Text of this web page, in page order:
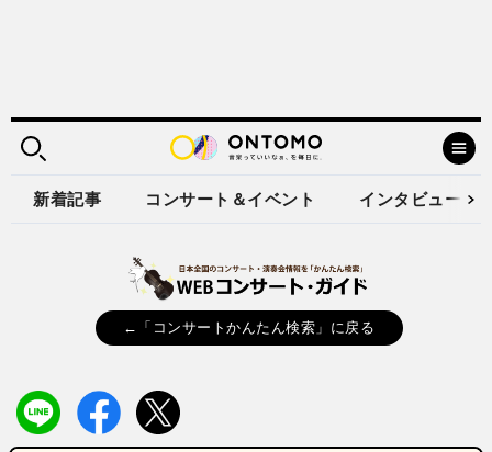
新着記事 コンサート＆イベント インタビュー
←「コンサートかんたん検索」に戻る